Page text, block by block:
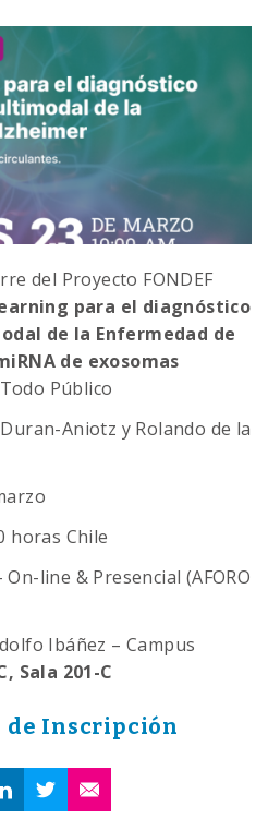
del Proyecto FONDEF
para el diagnóstico
de la Enfermedad de
de exosomas
Público
Aniotz y Rolando de la
horas Chile
line & Presencial (AFORO
Ibáñez – Campus
Sala 201-C
de Inscripción